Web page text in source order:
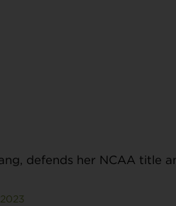
defends her NCAA title